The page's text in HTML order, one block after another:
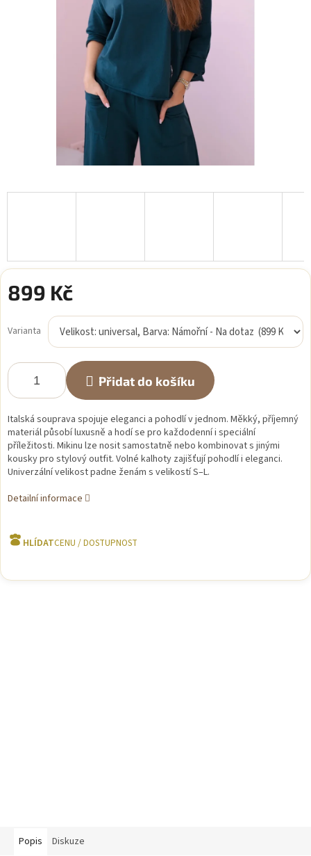
899 Kč
cena:
Varianta
Přidat do košíku
Italská souprava spojuje eleganci a pohodlí v jednom. Měkký, příjemný
materiál působí luxusně a hodí se pro každodenní i speciální
příležitosti. Mikinu lze nosit samostatně nebo kombinovat s jinými
kousky pro stylový outfit. Volné kalhoty zajišťují pohodlí i eleganci.
Univerzální velikost padne ženám s velikostí S–L.
Detailní informace
HLÍDAT
Popis Diskuze